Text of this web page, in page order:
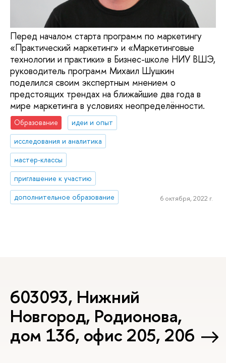
Перед началом старта программ по маркетингу
«Практический маркетинг» и «Маркетинговые
технологии и практики» в Бизнес-школе НИУ ВШЭ,
руководитель программ Михаил Шушкин
поделился своим экспертным мнением о
предстоящих трендах на ближайшие два года в
мире маркетинга в условиях неопределённости.
Образование
идеи и опыт
исследования и аналитика
мастер-классы
приглашение к участию
дополнительное образование
6 октября, 2022 г.
603093, Нижний
Новгород, Родионова,
дом 136, офис 205, 206